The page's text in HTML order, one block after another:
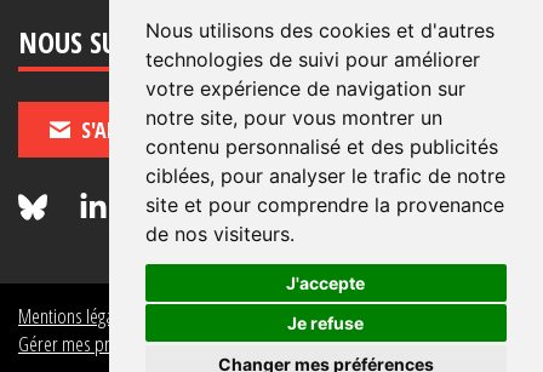
Nous utilisons des cookies et d'autres
technologies de suivi pour améliorer
votre expérience de navigation sur
notre site, pour vous montrer un
contenu personnalisé et des publicités
ciblées, pour analyser le trafic de notre
site et pour comprendre la provenance
de nos visiteurs.
J'accepte
Je refuse
Changer mes préférences
NOUS SUIVRE
S'ABONNER
Mentions légales
Politique de données personnelles
Gérer mes préférences de données personnelles